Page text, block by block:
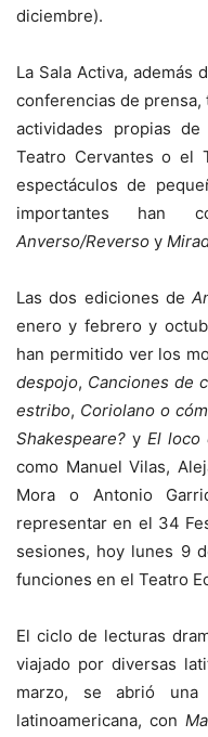
diciembre).
La Sala Activa, además
conferencias de
actividades propias
Teatro Cervantes o el
espectáculos de
importantes han
Anverso/Reverso y
Las dos ediciones de
enero y febrero y
han permitido ver los
despojo, Canciones de
estribo, Coriolano o
Shakespeare? y El loco
como Manuel Vilas,
Mora o Antonio
representar en el 34
sesiones, hoy lunes 9
funciones en el Teatro
El ciclo de lecturas
viajado por diversas
marzo, se abrió
latinoamericana, con